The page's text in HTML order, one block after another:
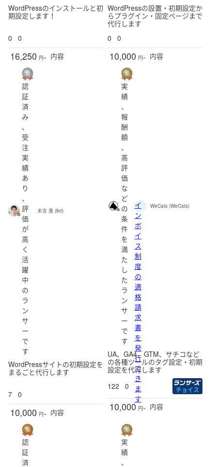
WordPressのインストールと初
期設定します！
0 0
16,250 円~ 内容
WordPressの設置・初期設定か
らプラグイン・固定ページまで
代行します
0
0
10,000 円~ 内容
認
証
済
み
、
受
注
実
績
あ
り
、
評
価
が
高
く
活
躍
中
の
ラ
ン
サ
ー
で
す
末吉 進 (lkri)
WordPressサイトの初期設定を
まるごと代行します
7 0
10,000 円~ 内容
実
績
、
報
酬
額
、
高
評
価
な
ど
の
条
件
を
満
た
し
た
ラ
ン
サ
ー
で
す
イ
ン
ボ
イ
ス
制
度
の
適
格
請
求
書
を
発
行
で
き
ま
す
WeCats (WeCats)
UA、GA4、GTM、サチコなど
の各種ツールのタグ設定・初期
設定を代行します
122
0 チョイス
10,000 円~ 内容
認
証
済
実
績
、